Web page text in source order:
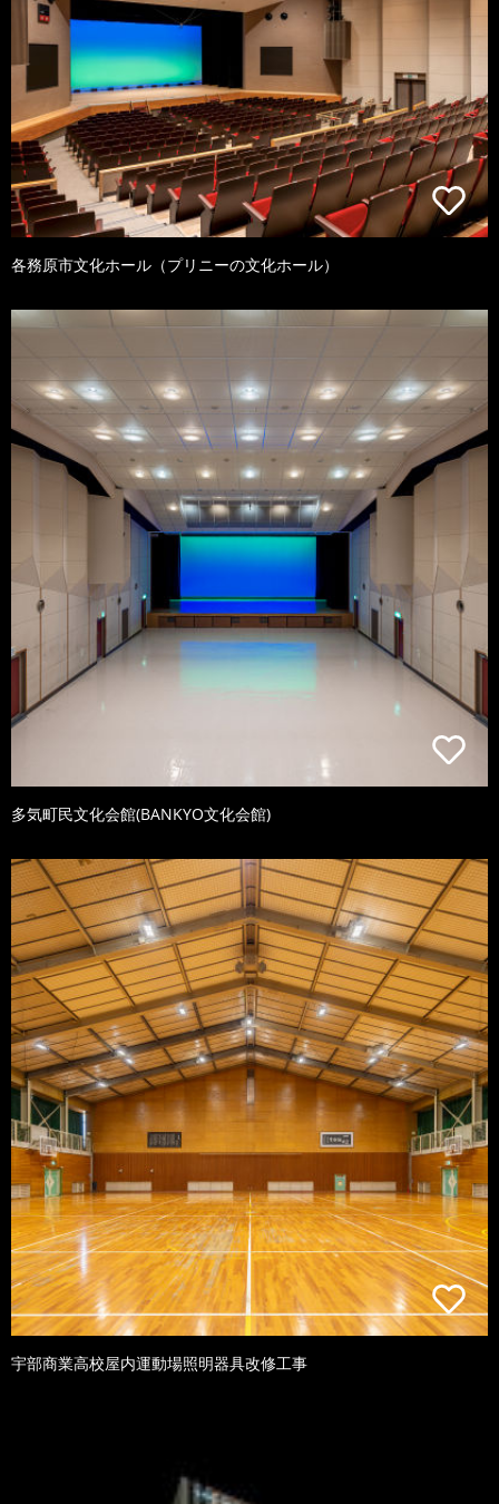
各務原市文化ホール（プリニーの文化ホール）
多気町民文化会館(BANKYO文化会館)
宇部商業高校屋内運動場照明器具改修工事